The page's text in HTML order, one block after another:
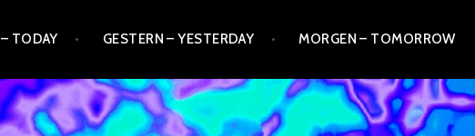
TODAY GESTERN – YESTERDAY MORGEN – TOMORROW